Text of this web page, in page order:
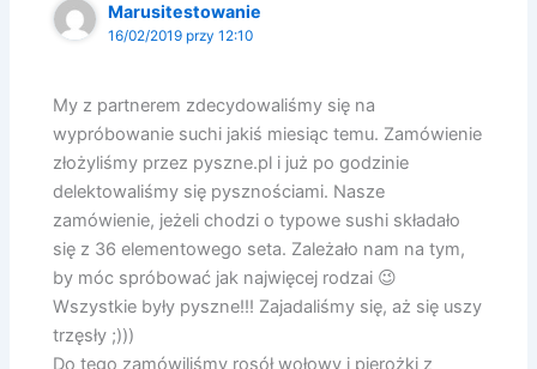
Marusitestowanie
16/02/2019 przy 12:10
My z partnerem zdecydowaliśmy się na
wypróbowanie suchi jakiś miesiąc temu. Zamówienie
złożyliśmy przez pyszne.pl i już po godzinie
delektowaliśmy się pysznościami. Nasze
zamówienie, jeżeli chodzi o typowe sushi składało
się z 36 elementowego seta. Zależało nam na tym,
by móc spróbować jak najwięcej rodzai 😉
Wszystkie były pyszne!!! Zajadaliśmy się, aż się uszy
trzęsły ;)))
Do tego zamówiliśmy rosół wołowy i pierożki z